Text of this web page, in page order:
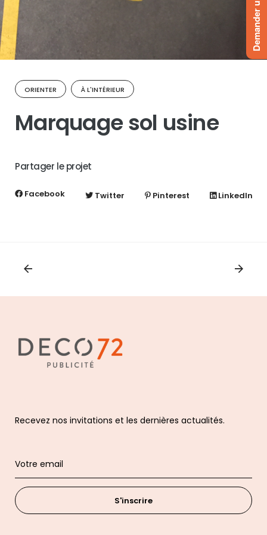
ORIENTER À L'INTÉRIEUR
Marquage sol usine
Partager le projet
Facebook Twitter Pinterest LinkedIn
Recevez nos invitations et les dernières actualités.
S'inscrire